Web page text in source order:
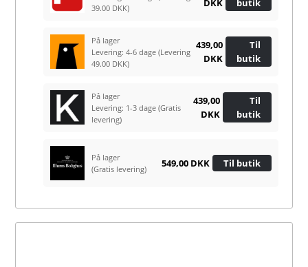
39.00 DKK)
DKK butik
På lager
Levering: 4-6 dage(Levering
49.00 DKK)
439,00
DKK
Til
butik
På lager
Levering: 1-3 dage(Gratis
levering)
439,00
DKK
Til
butik
På lager
(Gratis levering)
549,00 DKK Til butik